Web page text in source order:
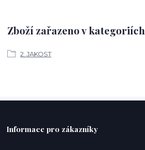
Zboží zařazeno v kategoriích
2. JAKOST
Informace pro zákazníky